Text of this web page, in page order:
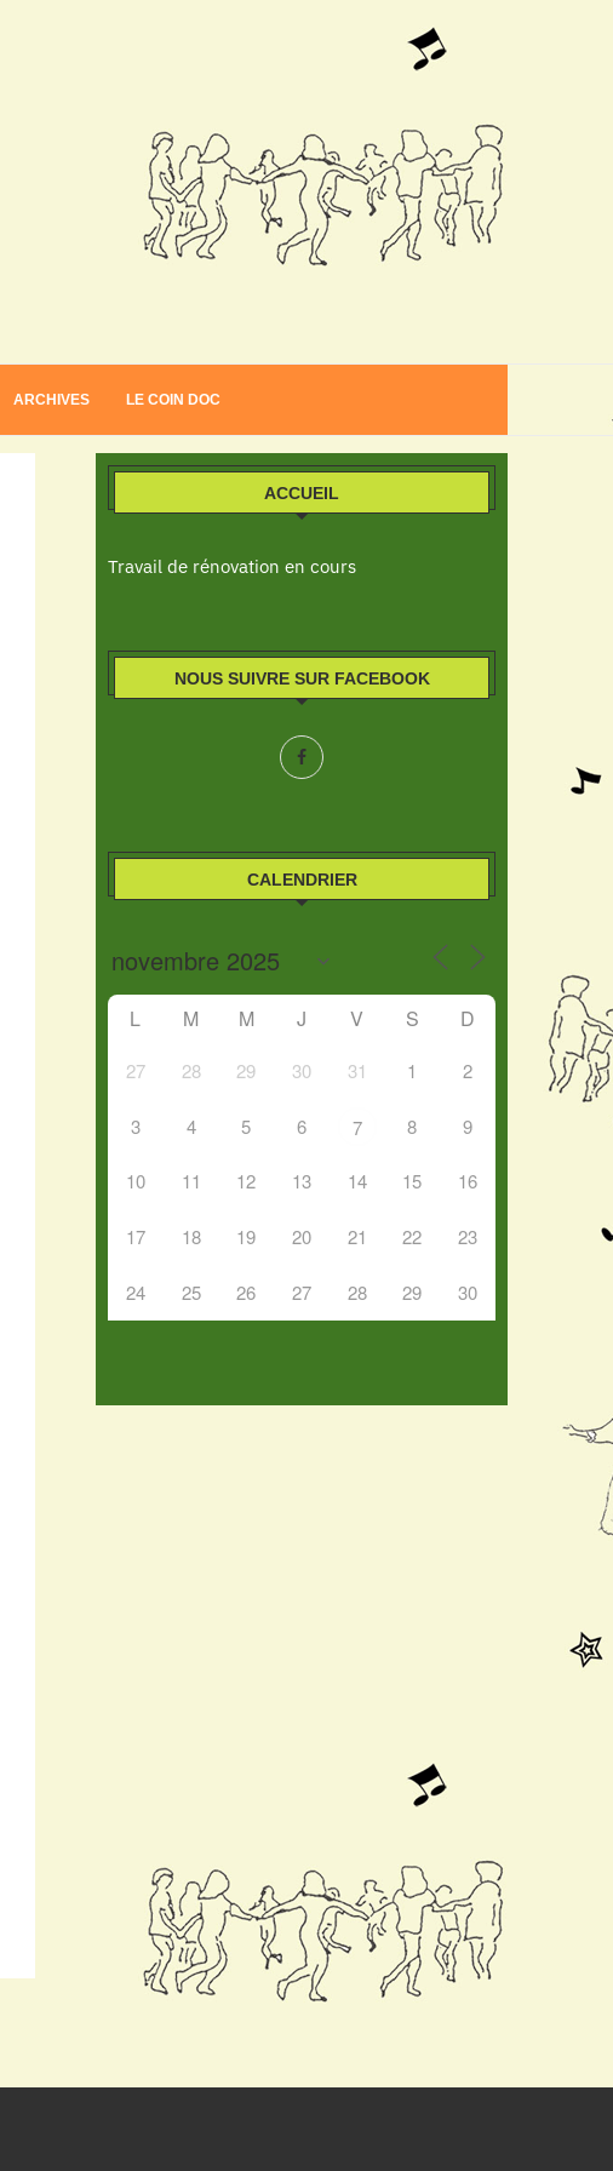
ARCHIVES LE COIN DOC
ACCUEIL
Travail de rénovation en cours
NOUS SUIVRE SUR FACEBOOK
CALENDRIER
L M M J V S D
27 28 29 30 31 1 2
3 4 5 6 7 8 9
10 11 12 13 14 15 16
17 18 19 20 21 22 23
24 25 26 27 28 29 30